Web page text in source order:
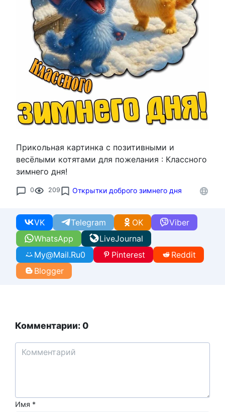
Прикольная картинка с позитивными и
весёлыми котятами для пожелания : Классного
зимнего дня!
0 209 Открытки доброго зимнего дня
WhatsApp
VK Telegram Viber
OK
LiveJournal
My@Mail.Ru0 Pinterest
Reddit
Blogger
Комментарии: 0
Имя *